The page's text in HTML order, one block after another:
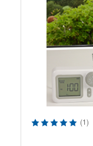
(1)